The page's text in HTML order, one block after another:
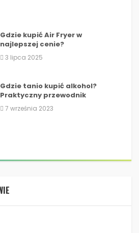
Gdzie kupić Air Fryer w
najlepszej cenie?
3 lipca 2025
Gdzie tanio kupić alkohol?
Praktyczny przewodnik
7 września 2023